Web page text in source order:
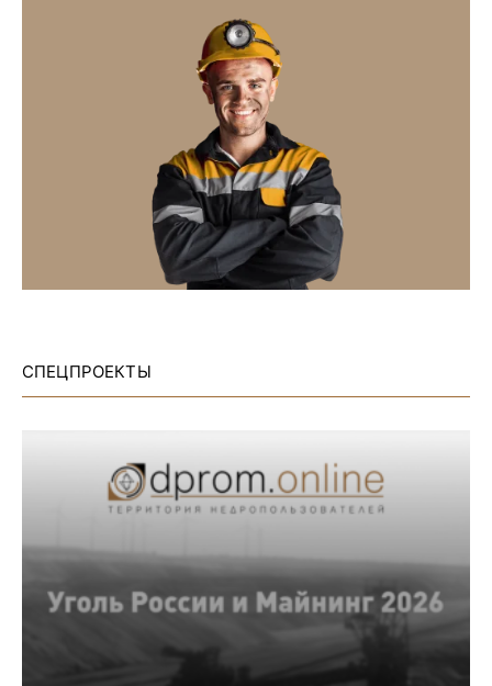
СПЕЦПРОЕКТЫ